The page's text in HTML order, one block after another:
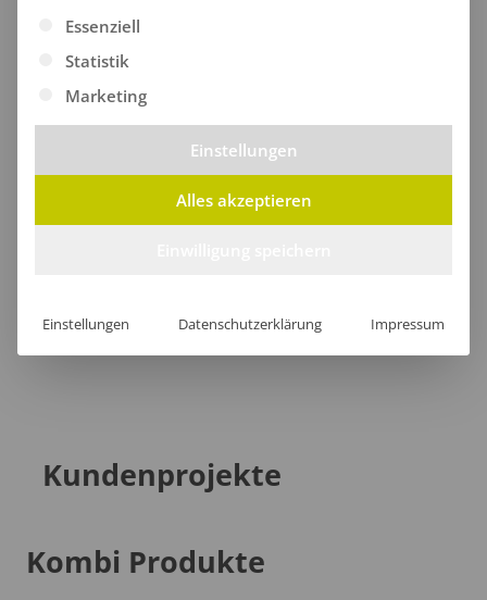
Baumwolle|Oeko-Tex 100|SA8000
Größentabelle
Lieferzeit
[jgm-review-widget]
Kundenprojekte
Kombi Produkte
Es folgt eine Liste der Service-Gruppen, für die eine
Essenziell
Statistik
Marketing
Einstellungen
Alles akzeptieren
Einstellungen Datenschutzerklärung Impressum